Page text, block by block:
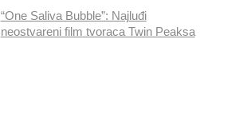
“One Saliva Bubble”: Najluđi
neostvareni film tvoraca Twin Peaksa